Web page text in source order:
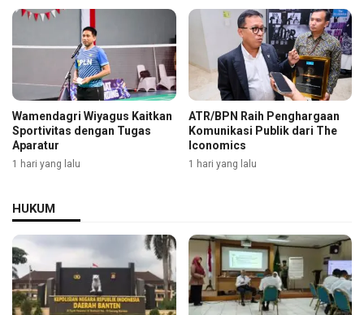
Wamendagri Wiyagus Kaitkan
Sportivitas dengan Tugas
Aparatur
1 hari yang lalu
ATR/BPN Raih Penghargaan
Komunikasi Publik dari The
Iconomics
1 hari yang lalu
HUKUM